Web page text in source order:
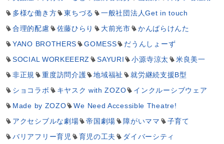
多様な働き方
東ちづる
一般社団法人Get in touch
合理的配慮
佐藤ひらり 大前光市
かんばらけんた
YANO BROTHERS
GOMESS
だうんしょーず
SOCIAL WORKEEERZ
SAYURI 小源寺涼太
米良美一
非正規
重度訪問介護 地域福祉
就労継続支援B型
ショコラボ
キヤスク with ZOZO
インクルーシブウェア
Made by ZOZO
We Need Accessible Theatre!
アクセシブルな劇場
帝国劇場 障がいママ
子育て
バリアフリー育児
育児の工夫
ダイバーシティ